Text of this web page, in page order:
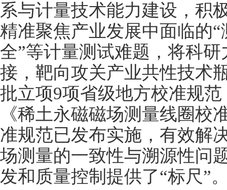
系与计量技术能力建设，积
精准聚焦产业发展中面临的
全”等计量测试难题，将科
接，靶向攻关产业共性技术
批立项9项省级地方校准规
《稀土永磁磁场测量线圈校
准规范已发布实施，有效解
场测量的一致性与溯源性问
发和质量控制提供了“标尺”